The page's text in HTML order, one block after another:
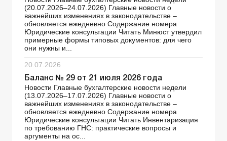
(20.07.2026–24.07.2026) Главные новости о
важнейших изменениях в законодательстве –
обновляется ежедневно Содержание номера
Юридические консультации Читать Минюст утвердил
примерные формы типовых документов: для чего
они нужны и...
20.07.2026
Баланс № 29 от 21 июля 2026 года
Новости Главные бухгалтерские новости недели
(13.07.2026–17.07.2026) Главные новости о
важнейших изменениях в законодательстве –
обновляется ежедневно Содержание номера
Юридические консультации Читать Инвентаризация
по требованию ГНС: практические вопросы и
аргументы на ос...